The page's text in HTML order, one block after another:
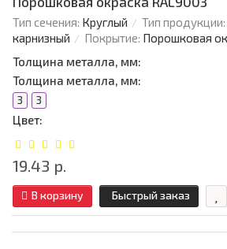
Тип сечения: Круглый Тип продукции:
карнизный
Покрытие: Порошковая
Толщина металла, мм:
Толщина металла, мм:
3 3
Цвет:
19.43 р.
В корзину Быстрый заказ